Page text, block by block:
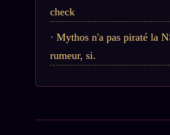
Gossip Manifeste
Gossip Pacte
Infofiction
check
Mythos n'a pas piraté la
rumeur, si.